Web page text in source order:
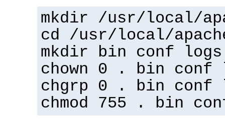
mkdir /usr/local/
cd /usr/local/
mkdir bin conf logs
chown 0 . bin conf
chgrp 0 . bin conf
chmod 755 . bin